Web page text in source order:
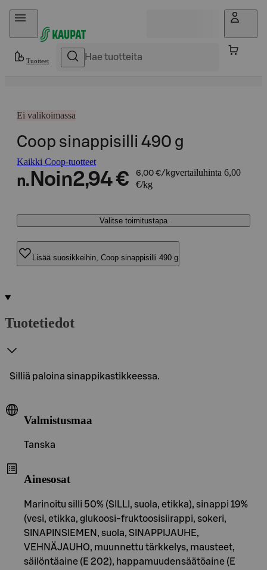
Hyppää sisältöön
Tuotteet
Ei valikoimassa
Coop sinappisilli 490 g
Kaikki Coop-tuotteet
n. Noin2,94 € 6,00 €/kgvertailuhinta 6,00
€/kg
Valitse toimitustapa
Lisää suosikkeihin, Coop sinappisilli 490 g
Tuotetiedot
Silliä paloina sinappikastikkeessa.
Valmistusmaa
Tanska
Ainesosat
Marinoitu silli 50% (SILLI, suola, etikka), sinappi 19%
(vesi, etikka, glukoosi-fruktoosisiirappi, sokeri,
SINAPINSIEMEN, suola, SINAPPIJAUHE,
VEHNÄJAUHO, muunnettu tärkkelys, mausteet,
säilöntäaine (E 202), happamuudensäätöaine (E